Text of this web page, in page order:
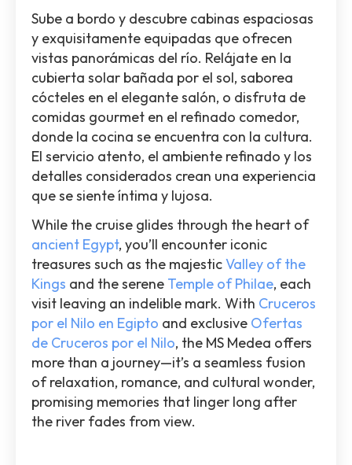
Sube a bordo y descubre cabinas espaciosas
y exquisitamente equipadas que ofrecen
vistas panorámicas del río. Relájate en la
cubierta solar bañada por el sol, saborea
cócteles en el elegante salón, o disfruta de
comidas gourmet en el refinado comedor,
donde la cocina se encuentra con la cultura.
El servicio atento, el ambiente refinado y los
detalles considerados crean una experiencia
que se siente íntima y lujosa.
While the cruise glides through the heart of
ancient Egypt, you’ll encounter iconic
treasures such as the majesticValley of the
Kings and the serene Temple of Philae, each
visit leaving an indelible mark. With Cruceros
por el Nilo en Egipto and exclusive Ofertas
de Cruceros por el Nilo, the MS Medea offers
more than a journey—it’s a seamless fusion
of relaxation, romance, and cultural wonder,
promising memories that linger long after
the river fades from view.